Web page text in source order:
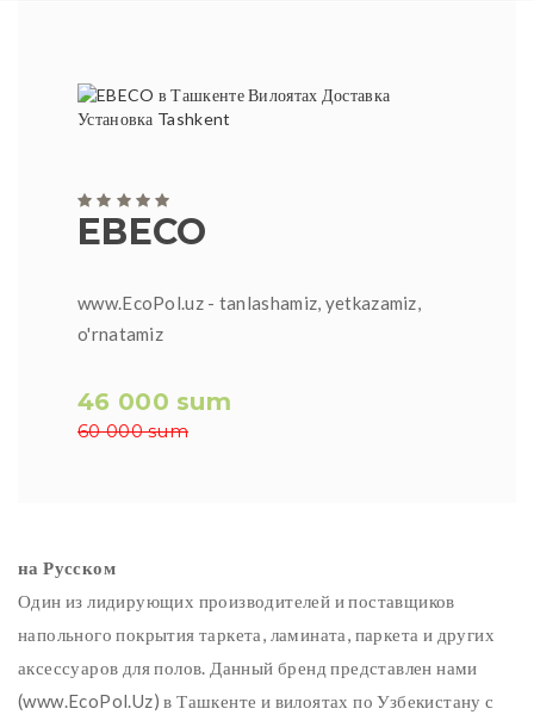
EBECO
www.EcoPol.uz - tanlashamiz, yetkazamiz,
o'rnatamiz
46 000 sum
60 000 sum
на Русском
Один из лидирующих производителей и поставщиков
напольного покрытия таркета, ламината, паркета и других
аксессуаров для полов. Данный бренд представлен нами
(www.EcoPol.Uz) в Ташкенте и вилоятах по Узбекистану с